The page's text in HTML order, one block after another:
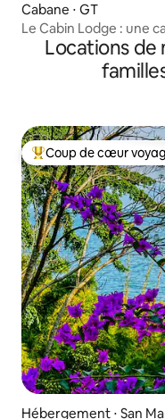
Cabane ⋅ GT
Le Cabin Lodge : une
Locations de
Coups de cœur
Coup de cœur
Hébergement ⋅ San